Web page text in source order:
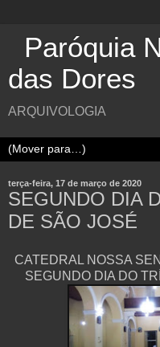
Paróquia
das Dores
ARQUIVOLOGIA
terça-feira, 17 de março de 2020
SEGUNDO DIA
DE SÃO JOSÉ
CATEDRAL NOSSA
SEGUNDO DIA DO